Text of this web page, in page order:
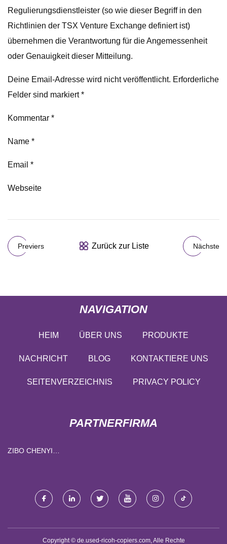
Regulierungsdienstleister (so wie dieser Begriff in den
Richtlinien der TSX Venture Exchange definiert ist)
übernehmen die Verantwortung für die Angemessenheit
oder Genauigkeit dieser Mitteilung.
Deine Email-Adresse wird nicht veröffentlicht. Erforderliche
Felder sind markiert *
Kommentar *
Name *
Email *
Webseite
Previers Zurück zur Liste Nächste
NAVIGATION
HEIM ÜBER UNS PRODUKTE
NACHRICHT BLOG KONTAKTIERE UNS
SEITENVERZEICHNIS PRIVACY POLICY
PARTNERFIRMA
ZIBO CHENYI
Copyright © de.used-ricoh-copiers.com, Alle Rechte